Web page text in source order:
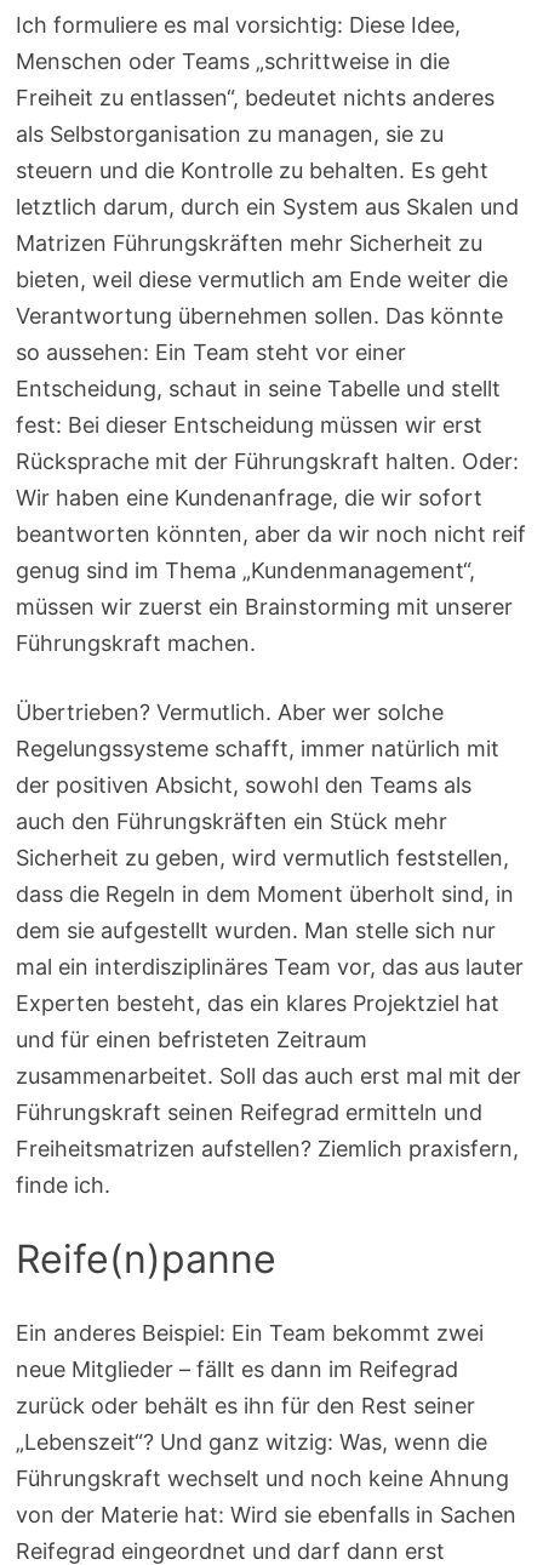
Ich formuliere es mal vorsichtig: Diese Idee,
Menschen oder Teams „schrittweise in die
Freiheit zu entlassen“, bedeutet nichts anderes
als Selbstorganisation zu managen, sie zu
steuern und die Kontrolle zu behalten. Es geht
letztlich darum, durch ein System aus Skalen und
Matrizen Führungskräften mehr Sicherheit zu
bieten, weil diese vermutlich am Ende weiter die
Verantwortung übernehmen sollen. Das könnte
so aussehen: Ein Team steht vor einer
Entscheidung, schaut in seine Tabelle und stellt
fest: Bei dieser Entscheidung müssen wir erst
Rücksprache mit der Führungskraft halten. Oder:
Wir haben eine Kundenanfrage, die wir sofort
beantworten könnten, aber da wir noch nicht reif
genug sind im Thema „Kundenmanagement“,
müssen wir zuerst ein Brainstorming mit unserer
Führungskraft machen.
Übertrieben? Vermutlich. Aber wer solche
Regelungssysteme schafft, immer natürlich mit
der positiven Absicht, sowohl den Teams als
auch den Führungskräften ein Stück mehr
Sicherheit zu geben, wird vermutlich feststellen,
dass die Regeln in dem Moment überholt sind, in
dem sie aufgestellt wurden. Man stelle sich nur
mal ein interdisziplinäres Team vor, das aus lauter
Experten besteht, das ein klares Projektziel hat
und für einen befristeten Zeitraum
zusammenarbeitet. Soll das auch erst mal mit der
Führungskraft seinen Reifegrad ermitteln und
Freiheitsmatrizen aufstellen? Ziemlich praxisfern,
finde ich.
Reife(n)panne
Ein anderes Beispiel: Ein Team bekommt zwei
neue Mitglieder – fällt es dann im Reifegrad
zurück oder behält es ihn für den Rest seiner
„Lebenszeit“? Und ganz witzig: Was, wenn die
Führungskraft wechselt und noch keine Ahnung
von der Materie hat: Wird sie ebenfalls in Sachen
Reifegrad eingeordnet und darf dann erst